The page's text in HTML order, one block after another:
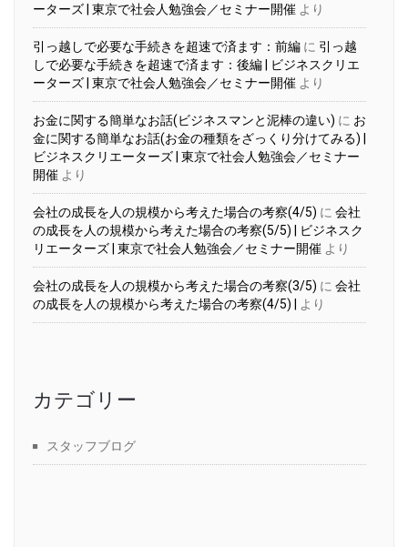
ーターズ | 東京で社会人勉強会／セミナー開催 より
引っ越しで必要な手続きを超速で済ます：前編 に 引っ越
しで必要な手続きを超速で済ます：後編 | ビジネスクリエ
ーターズ | 東京で社会人勉強会／セミナー開催 より
お金に関する簡単なお話(ビジネスマンと泥棒の違い) に お
金に関する簡単なお話(お金の種類をざっくり分けてみる) |
ビジネスクリエーターズ | 東京で社会人勉強会／セミナー
開催 より
会社の成長を人の規模から考えた場合の考察(4/5) に 会社
の成長を人の規模から考えた場合の考察(5/5) | ビジネスク
リエーターズ | 東京で社会人勉強会／セミナー開催 より
会社の成長を人の規模から考えた場合の考察(3/5) に 会社
の成長を人の規模から考えた場合の考察(4/5) |
より
カテゴリー
スタッフブログ